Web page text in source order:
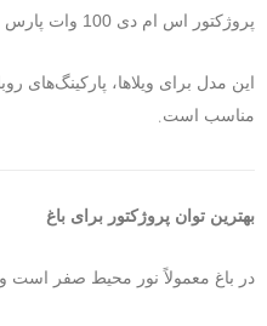
پروژکتور اس ام دی 100 وات پارس اروند
این مدل برای ویلاها، پارکینگ‌های
مناسب است.
بهترین توان پروژکتور برای باغ
در باغ معمولاً نور محیط صفر است